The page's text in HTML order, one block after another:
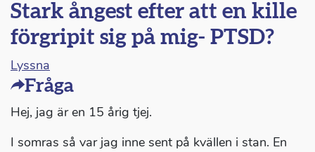
Stark ångest efter att en kille
förgripit sig på mig- PTSD?
Lyssna
Fråga
Hej, jag är en 15 årig tjej.
I somras så var jag inne sent på kvällen i stan. En